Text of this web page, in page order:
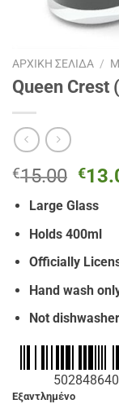
ΑΡΧΙΚΉ ΣΕΛΊΔΑ /
Queen Crest
€15.00
price
was:
€
Large Glass
Holds 400ml
Officially
Hand wash
Not
Εξαντλημένο